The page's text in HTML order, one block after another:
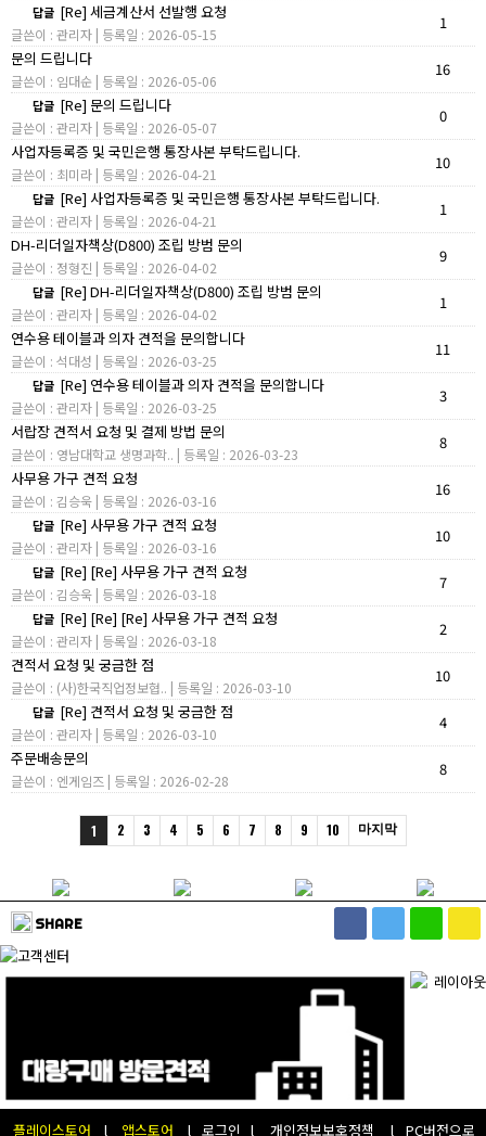
답글 [Re] 세금계산서 선발행 요청
글쓴이 : 관리자 | 등록일 : 2026-05-15
1
문의 드립니다
글쓴이 : 임대순 | 등록일 : 2026-05-06
16
답글 [Re] 문의 드립니다
글쓴이 : 관리자 | 등록일 : 2026-05-07
0
사업자등록증 및 국민은행 통장사본 부탁드립니다.
글쓴이 : 최미라 | 등록일 : 2026-04-21
10
답글 [Re] 사업자등록증 및 국민은행 통장사본 부탁드립니다.
글쓴이 : 관리자 | 등록일 : 2026-04-21
1
DH-리더일자책상(D800) 조립 방범 문의
글쓴이 : 정형진 | 등록일 : 2026-04-02
9
답글 [Re] DH-리더일자책상(D800) 조립 방범 문의
글쓴이 : 관리자 | 등록일 : 2026-04-02
1
연수용 테이블과 의자 견적을 문의합니다
글쓴이 : 석대성 | 등록일 : 2026-03-25
11
답글 [Re] 연수용 테이블과 의자 견적을 문의합니다
글쓴이 : 관리자 | 등록일 : 2026-03-25
3
서랍장 견적서 요청 및 결제 방법 문의
글쓴이 : 영남대학교 생명과학.. | 등록일 : 2026-03-23
8
사무용 가구 견적 요청
글쓴이 : 김승욱 | 등록일 : 2026-03-16
16
답글 [Re] 사무용 가구 견적 요청
글쓴이 : 관리자 | 등록일 : 2026-03-16
10
답글 [Re] [Re] 사무용 가구 견적 요청
글쓴이 : 김승욱 | 등록일 : 2026-03-18
7
답글 [Re] [Re] [Re] 사무용 가구 견적 요청
글쓴이 : 관리자 | 등록일 : 2026-03-18
2
견적서 요청 및 궁금한 점
글쓴이 : (사)한국직업정보협.. | 등록일 : 2026-03-10
10
답글 [Re] 견적서 요청 및 궁금한 점
글쓴이 : 관리자 | 등록일 : 2026-03-10
4
주문배송문의
글쓴이 : 엔게임즈 | 등록일 : 2026-02-28
8
1 2 3 4 5 6 7 8 9 10 마지막
SHARE
플레이스토어 l 앱스토어 l 로그인 l 개인정보보호정책 l PC버전으로